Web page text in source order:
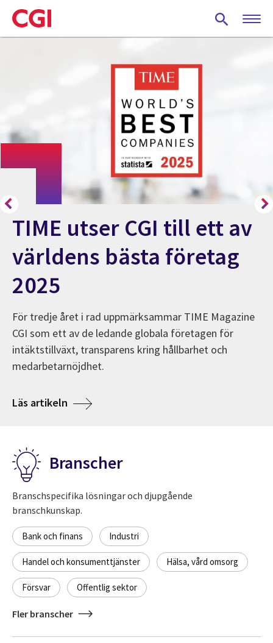
Skip
to
main
TIME utser CGI till ett av
världens bästa företag
2025
För tredje året i rad uppmärksammar TIME Magazine
CGI som ett av de ledande globala företagen för
intäktstillväxt, transparens kring hållbarhet och
medarbetarnöjdhet.
Läs artikeln Om TIME utser CGI till ett av världens
Branscher
Branschspecifika lösningar och djupgående
branschkunskap.
Bank och finans Industri
Handel och konsumenttjänster Hälsa, vård omsorg
Försvar Offentlig sektor
Fler branscher